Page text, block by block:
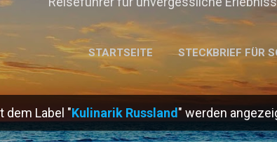
STARTSEITE STECKBRIEF FÜR
GASTBEITRÄGE & EMPFEHLUNGEN.
dem Label "Kulinarik Russland" werden